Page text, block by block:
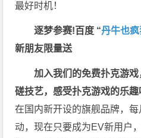
最好时机！
逐梦参赛!百度 “丹牛也
新朋友限量送
加入我们的免费扑克游
磋技艺，感受扑克游戏的乐趣
在国内新开设的旗舰品牌，
动，现在只要成为EV新用户